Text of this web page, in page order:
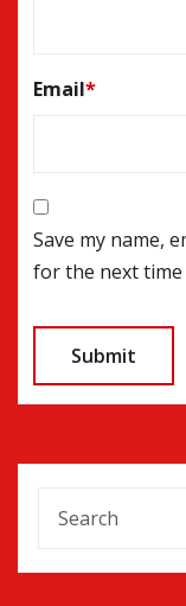
Email*
Save my name,
for the next time